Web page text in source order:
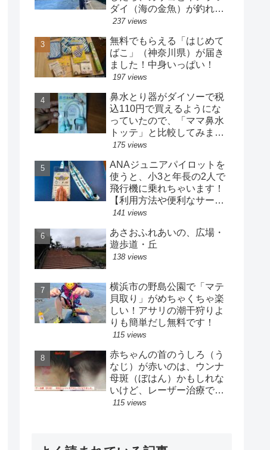
ダイ（海の金魚）が釣れた
よ！
237 views
無料でもらえる「はじめて
ばこ」（神奈川県）が届き
ました！中身いっぱい！
197 views
鼻水とり器がダイソーで税
込110円で買えるようにな
っていたので、「ママ鼻水
トッテ」と比較してみまし
た
175 views
ANAジュニアパイロットを
使うと、小3と年長の2人で
飛行機に乗れちゃいます！
【利用方法や便利なサービ
ス】
141 views
あさおふれあいの、広場・
遊歩道・丘
138 views
横浜市の野島公園で「マテ
貝取り」がめちゃくちゃ楽
しい！アサリの潮干狩りよ
りも簡単だし無料です！
115 views
赤ちゃんの首のうしろ（う
なじ）が赤いのは、ウンナ
母斑（ぼはん）かもしれな
いけど、レーザー治療で目
立たなくなりました！【治
115 views